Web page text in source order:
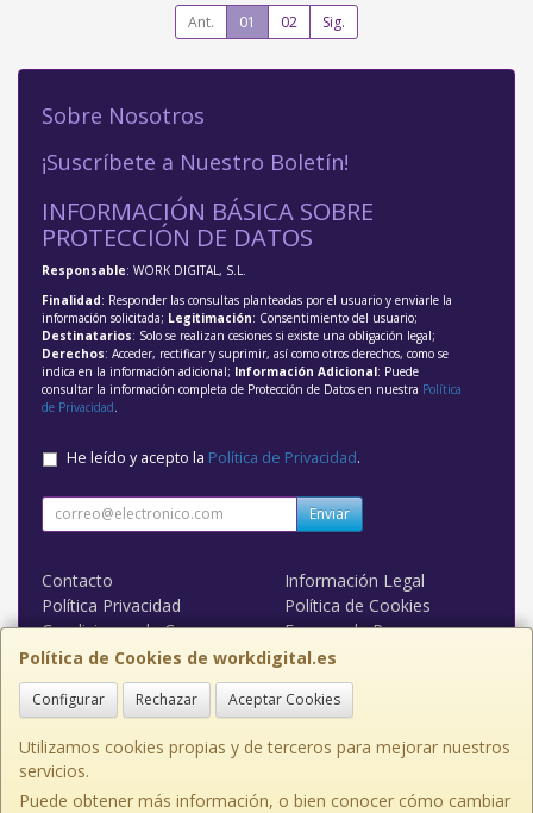
Ant. 01 02 Sig.
Política de Cookies de workdigital.es
Configurar Rechazar Aceptar Cookies
Utilizamos cookies propias y de terceros para mejorar nuestros
servicios.
Puede obtener más información, o bien conocer cómo cambiar
Sobre Nosotros
¡Suscríbete a Nuestro Boletín!
INFORMACIÓN BÁSICA SOBRE
PROTECCIÓN DE DATOS
Responsable: WORK DIGITAL, S.L.
Finalidad: Responder las consultas planteadas por el usuario y enviarle la
información solicitada; Legitimación: Consentimiento del usuario;
Destinatarios: Solo se realizan cesiones si existe una obligación legal;
Derechos: Acceder, rectificar y suprimir, así como otros derechos, como se
indica en la información adicional; Información Adicional: Puede
consultar la información completa de Protección de Datos en nuestra Política
de Privacidad
He leído y acepto la Política de Privacidad.
Enviar
Contacto
Información Legal
Política Privacidad
Política de Cookies
Condiciones de Compra
Formas de Pago
WORK DIGITAL
Contacto
admin@workdigital.es